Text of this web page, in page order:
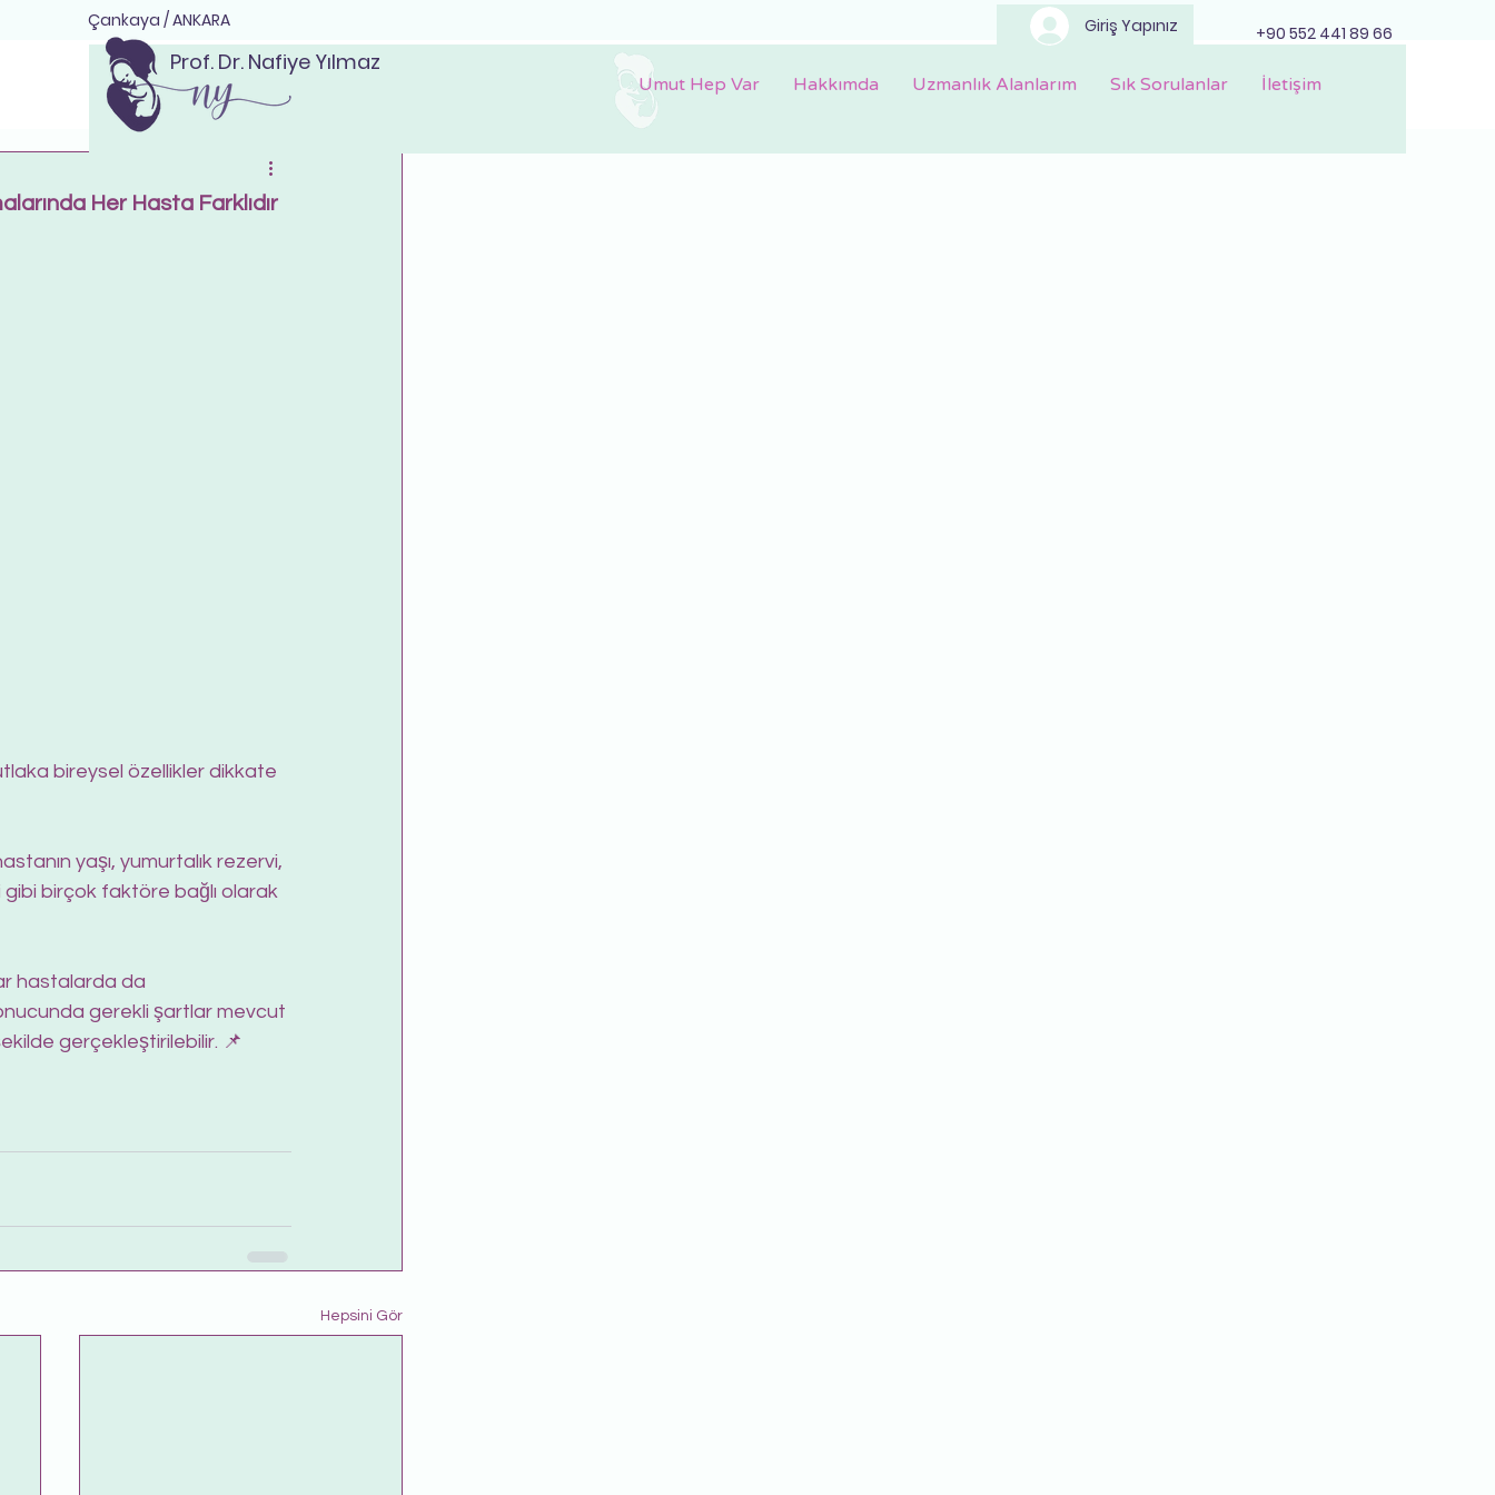
Çankaya / ANKARA
+90 552 441 89 66
Giriş Yapınız
Prof. Dr. Nafiye Yılmaz
Umut Hep Var Hakkımda Uzmanlık Alanlarım Sık Sorulanlar İletişim
Her Hasta Farklıdır
bireysel özellikler dikkate
yaşı, yumurtalık rezervi,
birçok faktöre bağlı olarak
hastalarda da
gerekli şartlar mevcut
gerçekleştirilebilir. 📌
Hepsini Gör